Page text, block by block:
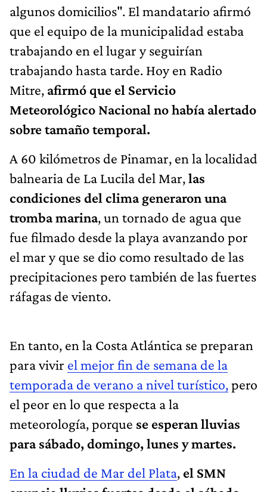
algunos domicilios". El mandatario afirmó
que el equipo de la municipalidad estaba
trabajando en el lugar y seguirían
trabajando hasta tarde. Hoy en Radio
Mitre, afirmó que el Servicio
Meteorológico Nacional no había alertado
sobre tamaño temporal.
A 60 kilómetros de Pinamar, en la localidad
balnearia de La Lucila del Mar,las
condiciones del clima generaron una
tromba marina, un tornado de agua que
fue filmado desde la playa avanzando por
el mar y que se dio como resultado de las
precipitaciones pero también de las fuertes
ráfagas de viento.
En tanto, en la Costa Atlántica se preparan
para vivir el mejor fin de semana de la
temporada de verano a nivel turístico,pero
el peor en lo que respecta a la
meteorología, porque se esperan lluvias
para sábado, domingo, lunes y martes.
En la ciudad de Mar del Plata, el SMN